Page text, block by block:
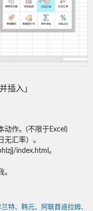
插入」
动作。(不限于Excel)
无汇率）。
index.html。
。
特、韩元、阿联酋迪拉姆、